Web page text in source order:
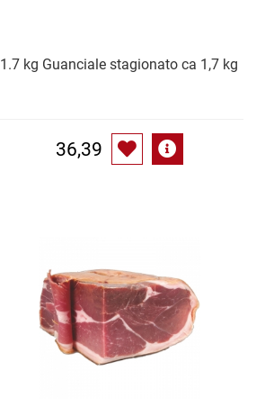
1.7 kg Guanciale stagionato ca 1,7 kg
36,39